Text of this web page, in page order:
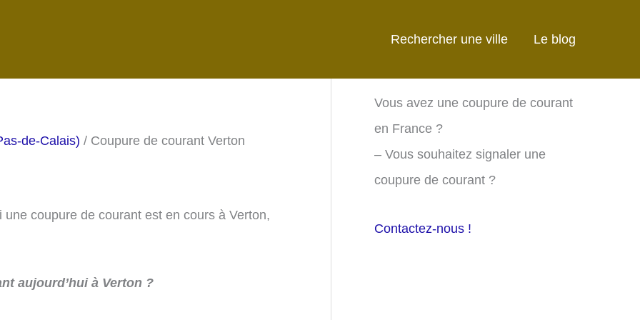
Rechercher une ville Le blog
de-Calais) / Coupure de courant Verton
coupure de courant est en cours à Verton,
aujourd’hui à Verton ?
Vous avez une coupure de courant
en France ?
– Vous souhaitez signaler une
coupure de courant ?
Contactez-nous !